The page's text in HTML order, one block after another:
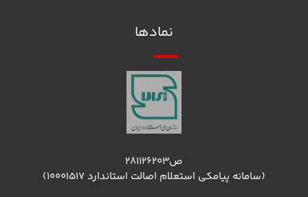
نمادها
ص۲۸۱۱۲۶۲۰۳
(سامانه پیامکی استعلام اصالت استاندارد ۱۰۰۰۱۵۱۷)